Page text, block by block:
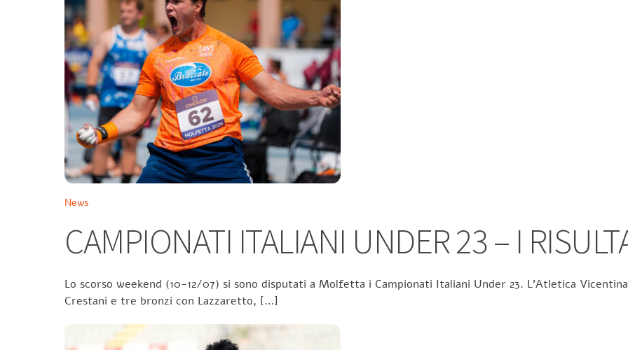
News
CAMPIONATI ITALIANI UNDER 23 – I
Lo scorso weekend (10-12/07) si sono disputati a Molfetta i Campionati Italiani Under 23. L’Atletica
Crestani e tre bronzi con Lazzaretto, […]